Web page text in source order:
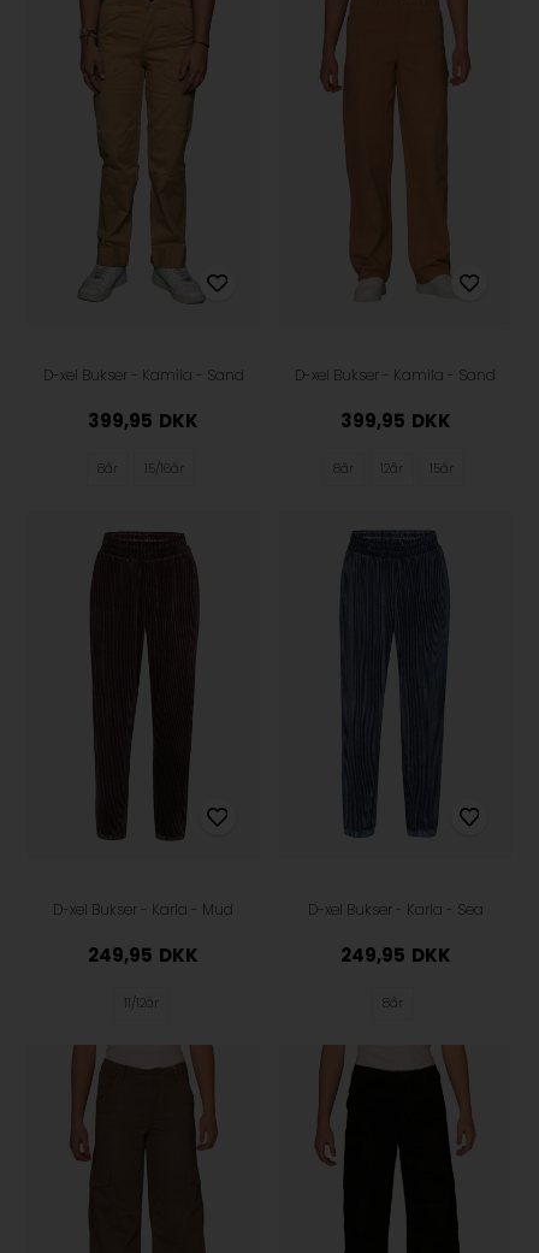
D-xel Bukser - Kamila - Sand
399,95 DKK
8år 15/16år
D-xel Bukser - Kamila - Sand
399,95 DKK
8år 12år 15år
D-xel Bukser - Karla - Mud
249,95 DKK
11/12år
D-xel Bukser - Karla - Sea
249,95 DKK
8år